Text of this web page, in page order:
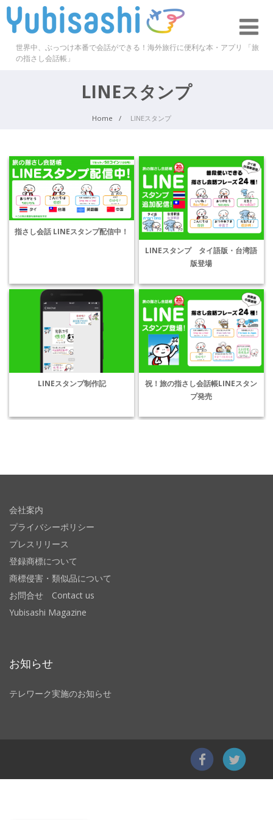
世界中、ぶっつけ本番で会話ができる！海外旅行に便利な本・アプリ 「旅
の指さし会話帳」
LINEスタンプ
Home LINEスタンプ
指さし会話 LINEスタンプ配信中！
LINEスタンプ タイ語版・台湾語
版登場
LINEスタンプ制作記
祝！旅の指さし会話帳LINEスタン
プ発売
会社案内
プライバシーポリシー
プレスリリース
登録商標について
商標侵害・類似品について
お問合せ Contact us
Yubisashi Magazine
お知らせ
テレワーク実施のお知らせ